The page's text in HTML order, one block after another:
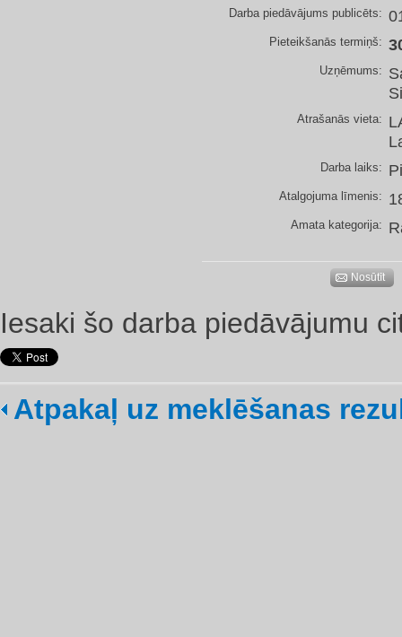
Darba piedāvājums publicēts:
Pieteikšanās termiņš:
Uzņēmums:
Atrašanās vieta:
Darba laiks:
Atalgojuma līmenis:
Amata kategorija:
Nosūtīt
Iesaki šo darba piedāvājumu
Atpakaļ uz meklēšanas